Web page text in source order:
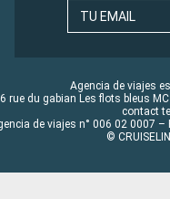
TU EMAIL
Agencia de viajes
rue du gabian Les flots bleus
contact
de viajes n° 006 02 0007
©